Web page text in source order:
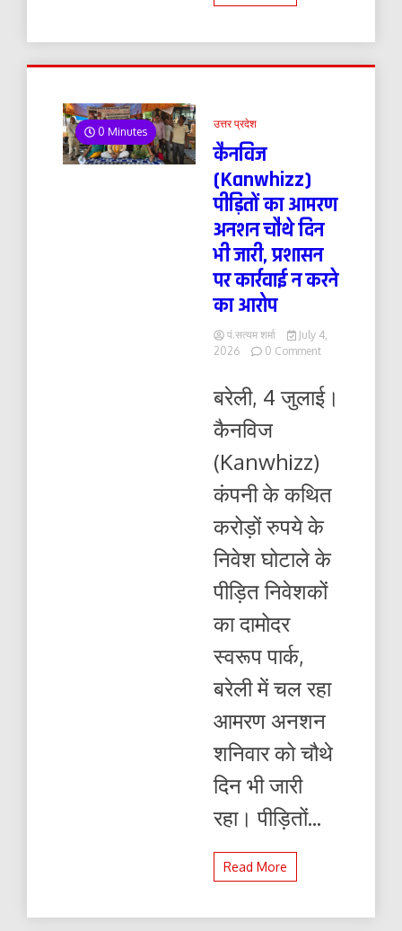
0 Minutes
उत्तर प्रदेश
कैनविज
(Kanwhizz)
पीड़ितों का आमरण
अनशन चौथे दिन
भी जारी, प्रशासन
पर कार्रवाई न करने
का आरोप
पं.सत्यम शर्मा
July 4,
2026
0 Commenton
(Kanwhizz)
पीड़ितों
भी
प्रशासन
कार्रवाई
न
करने
बरेली, 4 जुलाई।
कैनविज
(Kanwhizz)
कंपनी के कथित
करोड़ों रुपये के
निवेश घोटाले के
पीड़ित निवेशकों
का दामोदर
स्वरूप पार्क,
बरेली में चल रहा
आमरण अनशन
शनिवार को चौथे
दिन भी जारी
रहा। पीड़ितों...
Read More